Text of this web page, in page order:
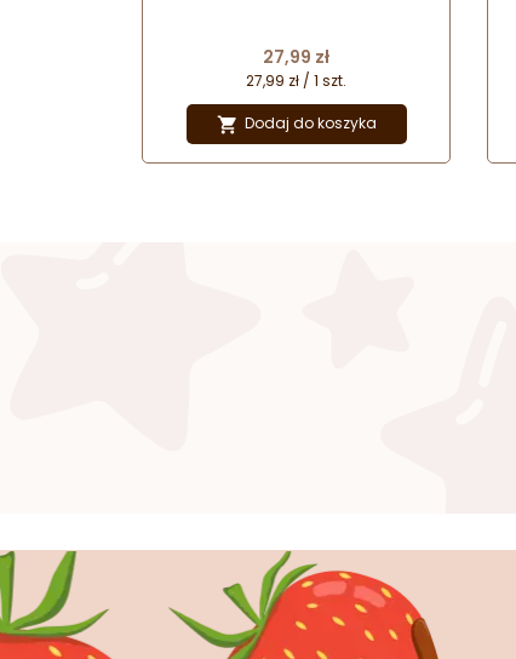
Cena
27,99 zł
27,99 zł / 1 szt.
 Dodaj do koszyka